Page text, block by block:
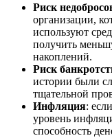
Риск
организации,
используют
получить
накоплений.
Риск
истории были
тщательной
Инфляция:
уровень
способность